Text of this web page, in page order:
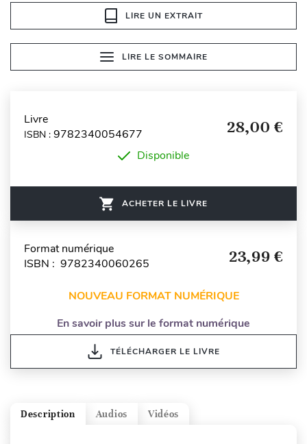
LIRE UN EXTRAIT
LIRE LE SOMMAIRE
Livre
ISBN : 9782340054677 28,00 €
Disponible
ACHETER LE LIVRE
Format numérique
ISBN : 9782340060265
23,99 €
NOUVEAU FORMAT NUMÉRIQUE
En savoir plus sur le format numérique
TÉLÉCHARGER LE LIVRE
Vidéos
Audios
Description